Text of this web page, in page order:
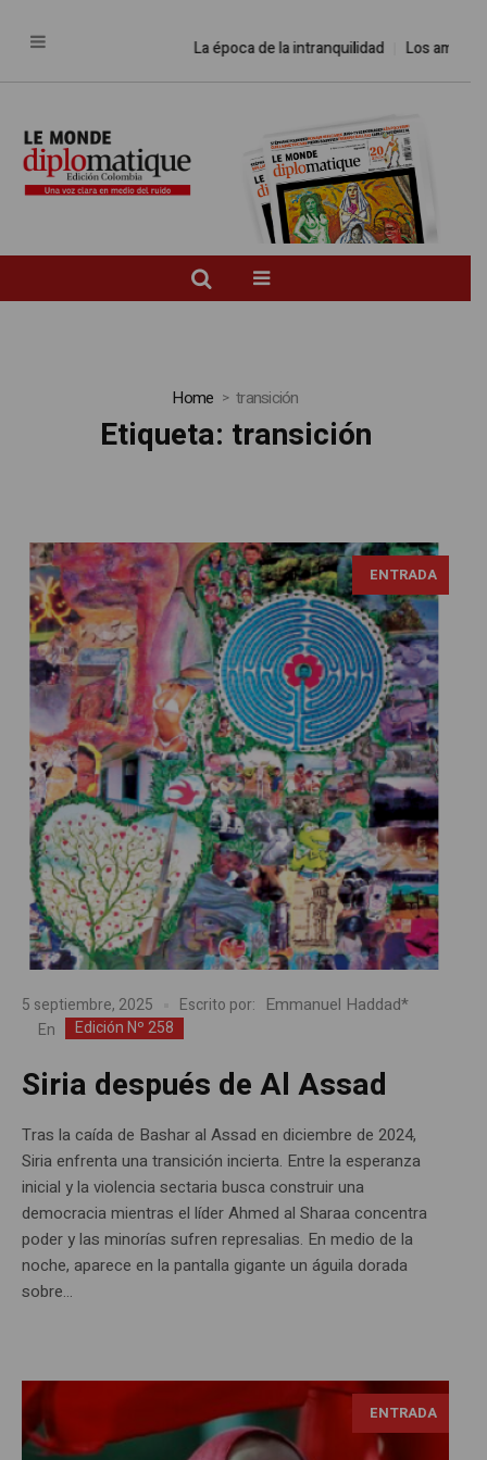
La época de la intranquilidad Los amos del
Home transición
Etiqueta: transición
ENTRADA
5 septiembre, 2025 Escrito por: Emmanuel Haddad*
En Edición Nº 258
Siria después de Al Assad
Tras la caída de Bashar al Assad en diciembre de 2024,
Siria enfrenta una transición incierta. Entre la esperanza
inicial y la violencia sectaria busca construir una
democracia mientras el líder Ahmed al Sharaa concentra
poder y las minorías sufren represalias. En medio de la
noche, aparece en la pantalla gigante un águila dorada
sobre...
ENTRADA
Una mujer tunecina se manifiesta pidiendo mayores
libertades para su pueblo-
https://www.meer.com/es/19594-una-primavera-arabe-no-